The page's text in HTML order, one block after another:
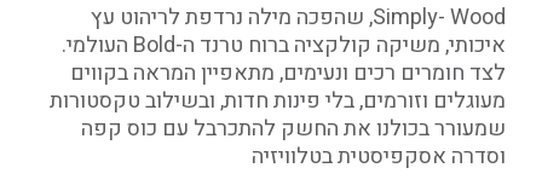
Simply- Wood, שהפכה מילה נרדפת לריהוט עץ
איכותי, משיקה קולקציה ברוח טרנד ה-Bold העולמי.
לצד חומרים רכים ונעימים, מתאפיין המראה בקווים
מעוגלים וזורמים, בלי פינות חדות, ובשילוב טקסטורות
שמעורר בכולנו את החשק להתכרבל עם כוס קפה
וסדרה אסקפיסטית בטלוויזיה